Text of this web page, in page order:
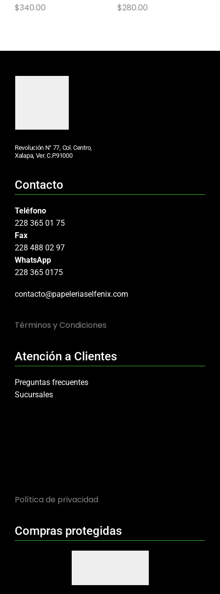
$340.00 $280.00
Revolución N° 77, Col. Centro,
Xalapa, Ver. C.P.91000
Contacto
Teléfono
228 365 01 75
Fax
228 488 02 97
WhatsApp
228 365 0175
contacto@papeleriaselfenix.com
Términos y Condiciones
Atención a Clientes
Preguntas frecuentes
Sucursales
Política de privacidad
Compras protegidas